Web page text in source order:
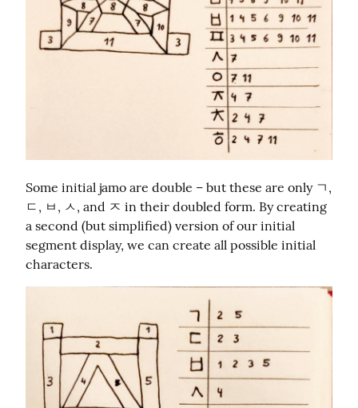
Some initial jamo are double – but these are only ㄱ,
ㄷ, ㅂ, ㅅ, and ㅈ in their doubled form. By creating
a second (but simplified) version of our initial
segment display, we can create all possible initial
characters.